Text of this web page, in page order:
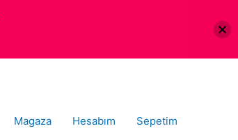
Magaza Hesabım Sepetim